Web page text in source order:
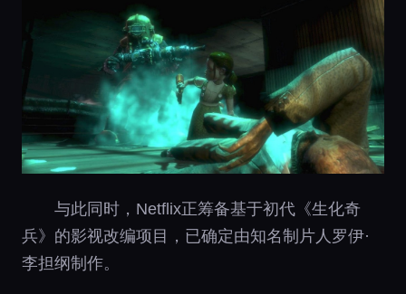
与此同时，Netflix正筹备基于初代《生化奇
兵》的影视改编项目，已确定由知名制片人罗伊·
李担纲制作。